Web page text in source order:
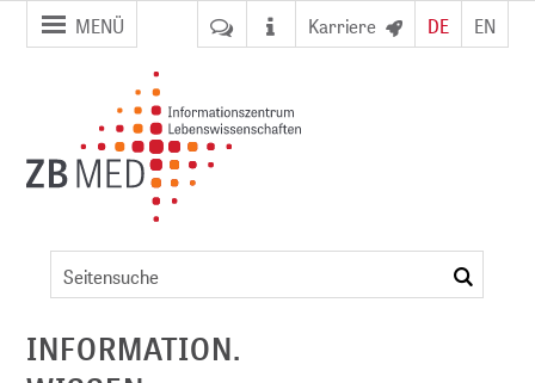
Zur
Seitennavigation
Zum
Inhalt
MENÜ Karriere DE EN
suchen
INFORMATION.